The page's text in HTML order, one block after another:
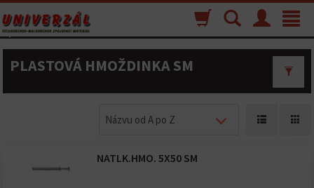
Toggle
Menu
Vyhľadávanie
Nákupný
košík
PLASTOVÁ HMOŽDINKA SM
Názvu od A po Z
NATLK.HMO. 5X50 SM